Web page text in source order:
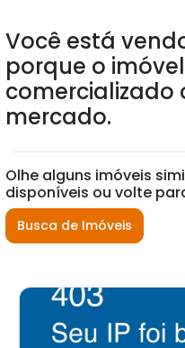
Você está
porque o
comercializado
mercado.
Olhe alguns imóveis
disponíveis ou volte
Busca de Imóveis